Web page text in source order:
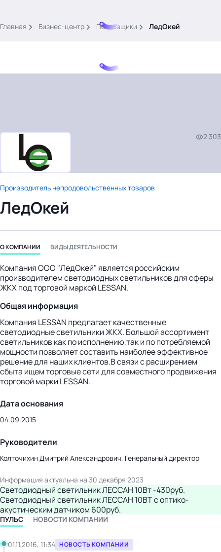
Войти
картина дня
темы
материалы
видео
события
бизнес-центр
Главная Бизнес-центр Поставщики ЛедОкей
2 303
Производитель непродовольственных товаров
ЛедОкей
О КОМПАНИИ ВИДЫ ДЕЯТЕЛЬНОСТИ
Компания ООО "ЛедОкей" является российским
производителем светодиодных светильников для сферы
ЖКХ под торговой маркой LESSAN.
Общая информация
Компания LESSAN предлагает качественные
светодиодные светильники ЖКХ. Большой ассортимент
светильников как по исполнению,так и по потребляемой
мощности позволяет составить наиболее эффективное
решение для наших клиентов.В связи с расширением
сбыта ищем торговые сети для совместного продвижения
торговой марки LESSAN.
Дата основания
04.09.2015
Руководители
Колточихин Дмитрий Александрович, Генеральный директор
Информация актуальна на 30 декабря 2023
Светодиодный светильник ЛЕССАН 10Вт -430руб.
Светодиодный светильник ЛЕССАН 10ВТ с оптико-
акустическим датчиком 600руб.
ПУЛЬС НОВОСТИ КОМПАНИИ
01.11.2016, 11:34 НОВОСТЬ КОМПАНИИ